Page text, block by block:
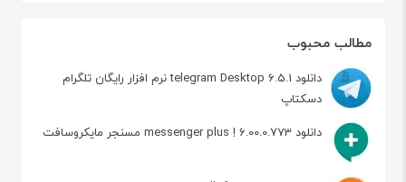
مطالب محبوب
دانلود telegram Desktop 6.5.1 نرم افزار رایگان تلگرام
دسکتاپ
دانلود messenger plus ! 6.00.0.773 مسنجر مایکروسافت